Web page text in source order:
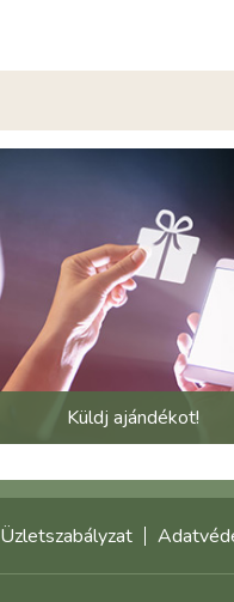
Küldj ajándékot!
Üzletszabályzat